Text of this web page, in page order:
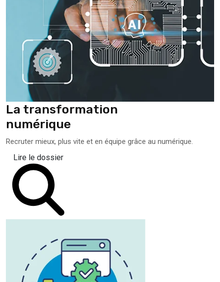
La transformation
numérique
Recruter mieux, plus vite et en équipe grâce au numérique.
Lire le dossier